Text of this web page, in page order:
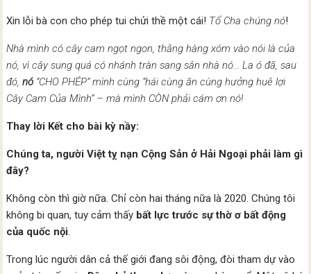
Xin lỗi bà con cho phép tui chửi thề một cái! Tổ Cha chúng nó!
Nhà mình có cây cam ngọt ngon, thằng hàng xóm vào nói là của
nó, vì cây sung quá có nhánh tràn sang sân nhà nó… La ó đã, sau
đó,nó “CHO PHÉP” mình cùng “hái cùng ăn cùng hưởng huê lợi
Cây Cam Của Mình” – mà mình CÒN phải cám ơn nó!
Thay lời Kết cho bài kỳ nầy:
Chúng ta, người Việt tỵ nạn Cộng Sản ở Hải Ngoại phải làm gì
đây?
Không còn thì giờ nữa. Chỉ còn hai tháng nữa là 2020. Chúng tôi
không bi quan, tuy cảm thấy bất lực trước sự thờ ơ bất động
của quốc nội.
Trong lúc người dân cả thế giới đang sôi động, đòi tham dự vào